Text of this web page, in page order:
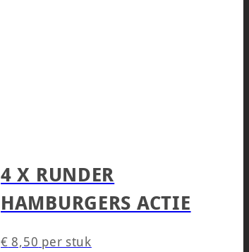
4 X RUNDER
HAMBURGERS ACTIE
€ 8,50 per stuk